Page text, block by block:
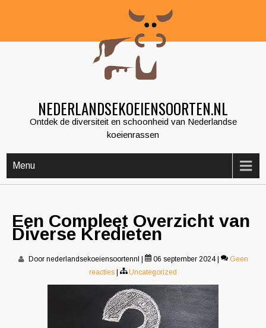
NEDERLANDSEKOEIENSOORTEN.NL
Ontdek de diversiteit en schoonheid van Nederlandse
koeienrassen
Menu
Een Compleet Overzicht van
Diverse Kredieten
Door nederlandsekoeiensoortennl 06 september 2024
Geen
reacties
Uncategorized